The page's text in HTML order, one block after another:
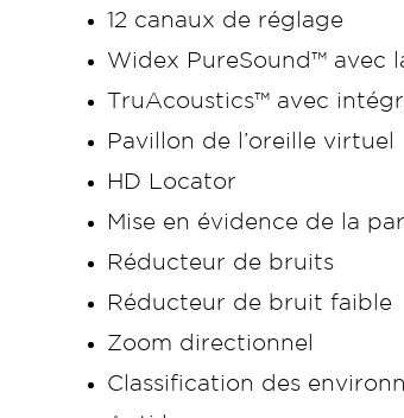
12 canaux de réglage
Widex PureSound™ avec
TruAcoustics™ avec
Pavillon de l’oreille virtuel
HD Locator
Mise en évidence de la
Réducteur de bruits
Réducteur de bruit faible
Zoom directionnel
Classification des